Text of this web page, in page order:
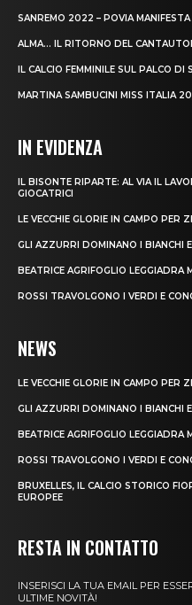
SANREMO 2022 – POVIA
ALMA… IL RITORNO DEL
IL CALCIO FEMMINILE SUL PALCO DI
MARTINA SAMBUCINI MISS ITALIA
IN EVIDENZA
IL BISONTE RIPARTE: AL VIA IL
GIOCATRICI
LE VECCHIE GLORIE IN CAMPO PER
GLI AZZURRI DOMINANO I BIANCHI
BEATRICE AGRIFOGLIO LEGGIADRA
ROSSI TRAVOLGONO I VERDI E
NEWS
LE VECCHIE GLORIE IN CAMPO PER
GLI AZZURRI DOMINANO I BIANCHI
BEATRICE AGRIFOGLIO LEGGIADRA
ROSSI TRAVOLGONO I VERDI E
BRUXELLES, IL CALCIO STORICO
EUROPEE
RESTA IN CONTATTO
INSERISCI LA TUA EMAIL PER
ULTIME NOVITÀ!